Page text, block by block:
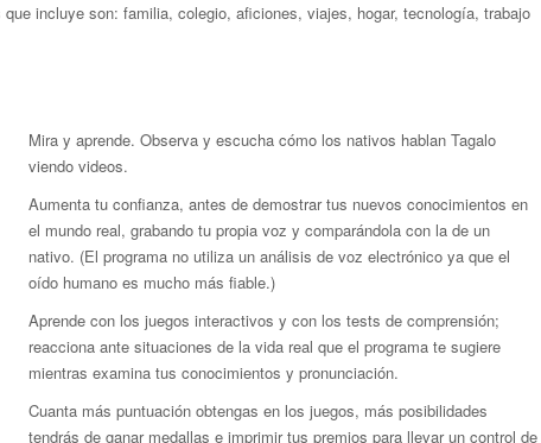
incluye son: familia, colegio, aficiones, viajes, hogar, tecnología, trabajo
Mira y aprende. Observa y escucha cómo los nativos hablan Tagalo
viendo videos.
Aumenta tu confianza, antes de demostrar tus nuevos conocimientos en
el mundo real, grabando tu propia voz y comparándola con la de un
nativo. (El programa no utiliza un análisis de voz electrónico ya que el
oído humano es mucho más fiable.)
Aprende con los juegos interactivos y con los tests de comprensión;
reacciona ante situaciones de la vida real que el programa te sugiere
mientras examina tus conocimientos y pronunciación.
Cuanta más puntuación obtengas en los juegos, más posibilidades
tendrás de ganar medallas e imprimir tus premios para llevar un control de